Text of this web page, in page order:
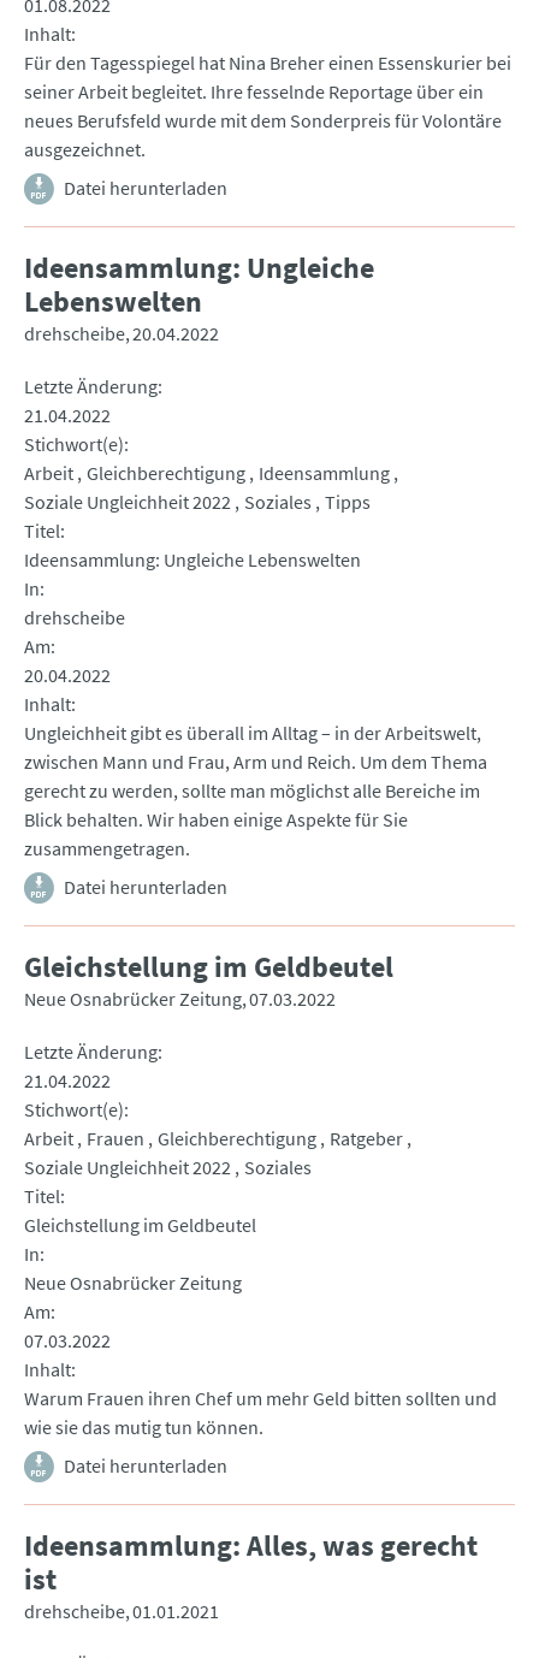
01.08.2022
Inhalt
Für den Tagesspiegel hat Nina Breher einen Essenskurier bei
seiner Arbeit begleitet. Ihre fesselnde Reportage über ein
neues Berufsfeld wurde mit dem Sonderpreis für Volontäre
ausgezeichnet.
Datei herunterladen
Ideensammlung: Ungleiche
Lebenswelten
drehscheibe 20.04.2022
Letzte Änderung
21.04.2022
Stichwort(e)
Arbeit Gleichberechtigung Ideensammlung
Soziale Ungleichheit 2022 Soziales Tipps
Titel
Ideensammlung: Ungleiche Lebenswelten
In
drehscheibe
Am
20.04.2022
Inhalt
Ungleichheit gibt es überall im Alltag – in der Arbeitswelt,
zwischen Mann und Frau, Arm und Reich. Um dem Thema
gerecht zu werden, sollte man möglichst alle Bereiche im
Blick behalten. Wir haben einige Aspekte für Sie
zusammengetragen.
Datei herunterladen
Gleichstellung im Geldbeutel
Neue Osnabrücker Zeitung 07.03.2022
Letzte Änderung
21.04.2022
Stichwort(e)
Arbeit Frauen Gleichberechtigung Ratgeber
Soziale Ungleichheit 2022 Soziales
Titel
Gleichstellung im Geldbeutel
In
Neue Osnabrücker Zeitung
Am
07.03.2022
Inhalt
Warum Frauen ihren Chef um mehr Geld bitten sollten und
wie sie das mutig tun können.
Datei herunterladen
Ideensammlung: Alles, was gerecht
ist
drehscheibe 01.01.2021